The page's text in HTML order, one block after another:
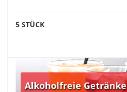
5 STÜCK
Alkoholfreie Getränke